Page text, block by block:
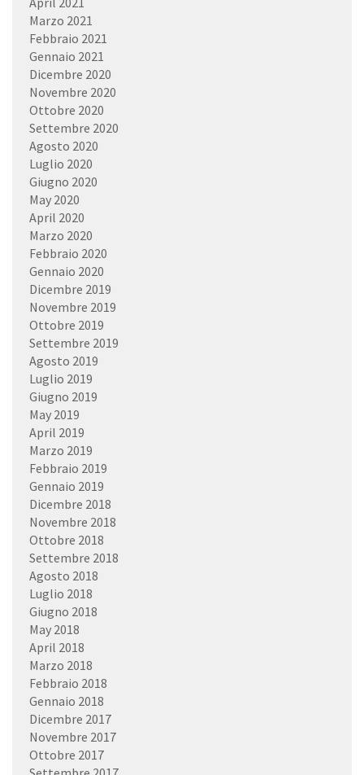
Marzo 2021
Febbraio 2021
Gennaio 2021
Dicembre 2020
Novembre 2020
Ottobre 2020
Settembre 2020
Agosto 2020
Luglio 2020
Giugno 2020
May 2020
April 2020
Marzo 2020
Febbraio 2020
Gennaio 2020
Dicembre 2019
Novembre 2019
Ottobre 2019
Settembre 2019
Agosto 2019
Luglio 2019
Giugno 2019
May 2019
April 2019
Marzo 2019
Febbraio 2019
Gennaio 2019
Dicembre 2018
Novembre 2018
Ottobre 2018
Settembre 2018
Agosto 2018
Luglio 2018
Giugno 2018
May 2018
April 2018
Marzo 2018
Febbraio 2018
Gennaio 2018
Dicembre 2017
Novembre 2017
Ottobre 2017